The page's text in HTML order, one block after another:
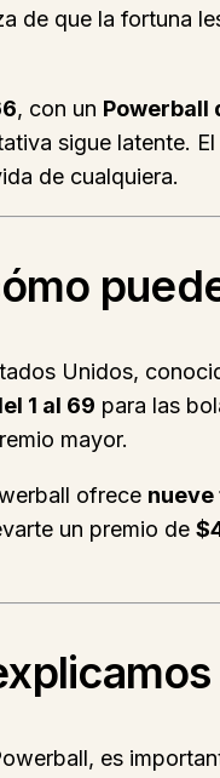
de que la fortuna
, con un Powerball
sigue latente.
de cualquiera.
Unidos,
1 al 69 para las
mayor.
ofrece nueve
un premio de
es